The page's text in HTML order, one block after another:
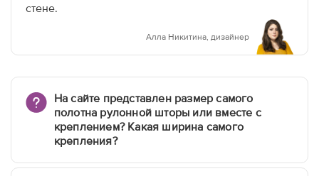
стене.
Алла Никитина, дизайнер
На сайте представлен размер самого
полотна рулонной шторы или вместе с
креплением? Какая ширина самого
крепления?